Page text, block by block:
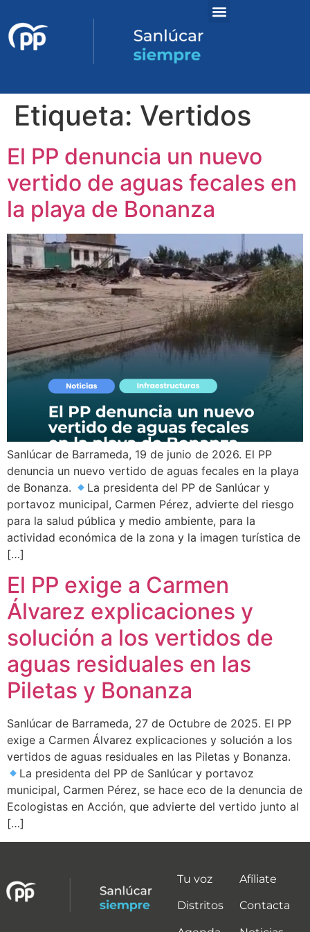
Etiqueta: Vertidos
El PP denuncia un nuevo
vertido de aguas fecales en
la playa de Bonanza
Sanlúcar de Barrameda, 19 de junio de 2026. El PP
denuncia un nuevo vertido de aguas fecales en la playa
de Bonanza.
La presidenta del PP de Sanlúcar y
portavoz municipal, Carmen Pérez, advierte del riesgo
para la salud pública y medio ambiente, para la
actividad económica de la zona y la imagen turística de
[…]
El PP exige a Carmen
Álvarez explicaciones y
solución a los vertidos de
aguas residuales en las
Piletas y Bonanza
Sanlúcar de Barrameda, 27 de Octubre de 2025. El PP
exige a Carmen Álvarez explicaciones y solución a los
vertidos de aguas residuales en las Piletas y Bonanza.
La presidenta del PP de Sanlúcar y portavoz
municipal, Carmen Pérez, se hace eco de la denuncia de
Ecologistas en Acción, que advierte del vertido junto al
[…]
Tu voz
Distritos
Afíliate
Contacta